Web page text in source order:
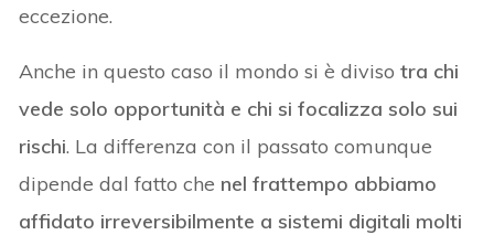
eccezione.
Anche in questo caso il mondo si è divisotra chi
vede solo opportunità e chi si focalizza solo sui
rischi. La differenza con il passato comunque
dipende dal fatto che nel frattempo abbiamo
affidato irreversibilmente a sistemi digitali molti